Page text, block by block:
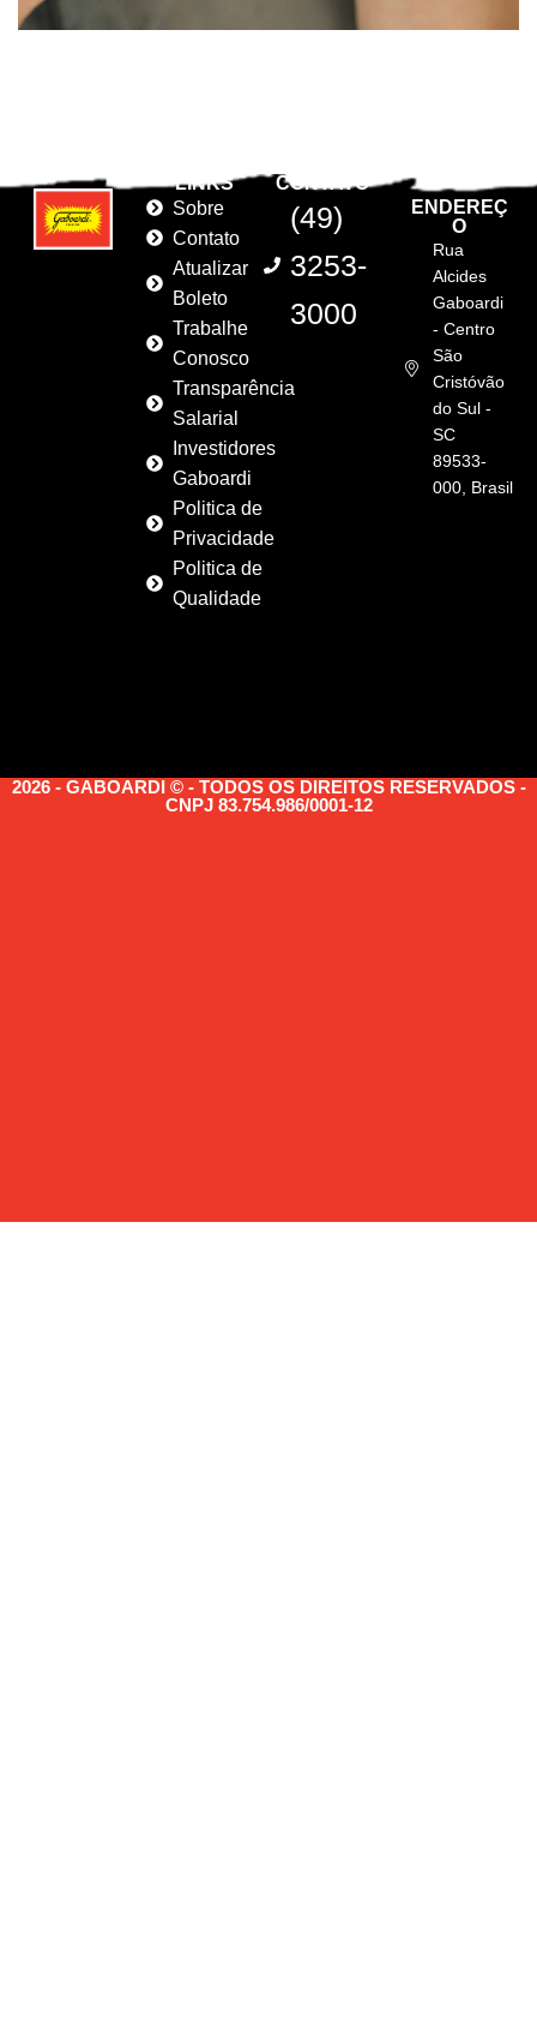
LINKS
Sobre
Contato
Atualizar
Boleto
Trabalhe
Conosco
Transparência
Salarial
Investidores
Gaboardi
Politica de
Privacidade
Politica de
Qualidade
CONTATO
(49)
3253-
3000
ENDEREÇ
O
Rua
Alcides
Gaboardi
- Centro
São
Cristóvão
do Sul -
SC
89533-
000, Brasil
2026 - GABOARDI © - TODOS OS DIREITOS RESERVADOS -
CNPJ 83.754.986/0001-12